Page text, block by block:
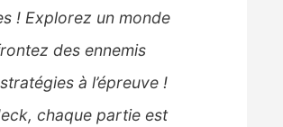
! Explorez un monde
des ennemis
à l’épreuve !
chaque partie est